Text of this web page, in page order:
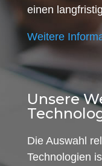
einen
Weitere
Unsere
Die Auswahl
Technologien